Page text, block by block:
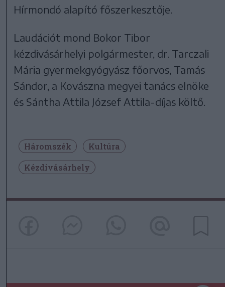
Hírmondó alapító főszerkesztője.
Laudációt mond Bokor Tibor
kézdivásárhelyi polgármester, dr. Tarczali
Mária gyermekgyógyász főorvos, Tamás
Sándor, a Kovászna megyei tanács elnöke
és Sántha Attila József Attila-díjas költő.
Háromszék
Kultúra
Kézdivásárhely